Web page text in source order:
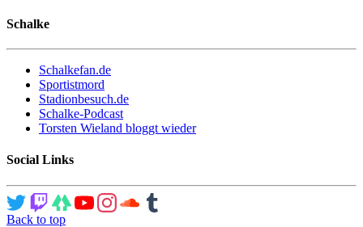
Schalke
Schalkefan.de
Sportistmord
Stadionbesuch.de
Schalke-Podcast
Torsten Wieland bloggt wieder
Social Links
Back to top